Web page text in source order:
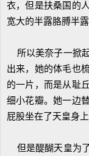
衣，但是扶桑国的
宽大的半露胳膊半
所以美奈子一掀
出来，她的体毛也
的一片，而是从耻
细小花瓣。她一边
屁股坐在了天皇身
但是醍醐天皇为